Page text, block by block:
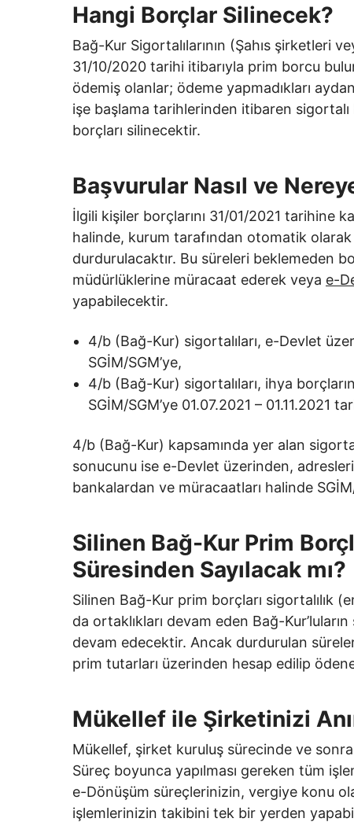
Hangi Borçlar Silinecek?
Bağ-Kur Sigortalılarının (Şahıs şirketleri
31/10/2020 tarihi itibarıyla prim borcu
ödemiş olanlar; ödeme yapmadıkları
işe başlama tarihlerinden itibaren
borçları silinecektir.
Başvurular Nasıl ve
İlgili kişiler borçlarını 31/01/2021 tarihine
halinde, kurum tarafından otomatik olarak
durdurulacaktır. Bu süreleri beklemeden
müdürlüklerine müracaat ederek veya e-
yapabilecektir.
4/b (Bağ-Kur) sigortalıları, e-Devlet
SGİM/SGM’ye,
4/b (Bağ-Kur) sigortalıları, ihya
SGİM/SGM’ye 01.07.2021 – 01.11.2021
4/b (Bağ-Kur) kapsamında yer alan
sonucunu ise e-Devlet üzerinden,
bankalardan ve müracaatları halinde
Silinen Bağ-Kur Prim
Süresinden Sayılacak mı?
Silinen Bağ-Kur prim borçları sigortalılık
da ortaklıkları devam eden Bağ-
devam edecektir. Ancak durdurulan
prim tutarları üzerinden hesap edilip
Mükellef ile Şirketinizi
Mükellef, şirket kuruluş sürecinde ve
Süreç boyunca yapılması gereken tüm
e-Dönüşüm süreçlerinizin, vergiye konu
işlemlerinizin takibini tek bir yerden